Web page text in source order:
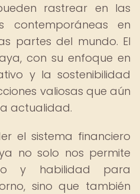
rastrear en las
contemporáneas en
partes del mundo. El
con su enfoque en
y la sostenibilidad
valiosas que aún
actualidad.
el sistema financiero
no solo nos permite
y habilidad para
sino que también